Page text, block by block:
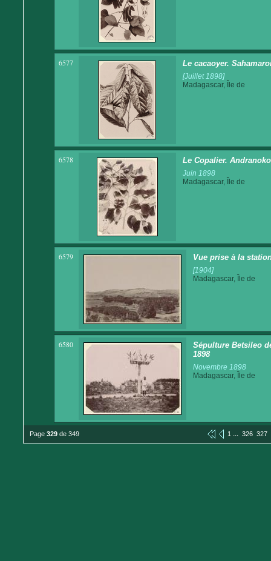
6577 Le cacaoyer.
[Juillet 1898]
Madagascar, Île de
6578 Le Copalier.
Juin 1898
Madagascar, Île de
6579 Vue prise à la
[1904]
Madagascar, Île de
6580
Sépulture Betsileo
1898
Novembre 1898
Madagascar, Île de
Page 329 de 349 1 ... 326 327